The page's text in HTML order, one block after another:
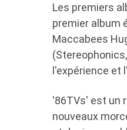
Les premiers
premier album
Maccabees
l'expérience et
'86TVs' est un
nouveaux